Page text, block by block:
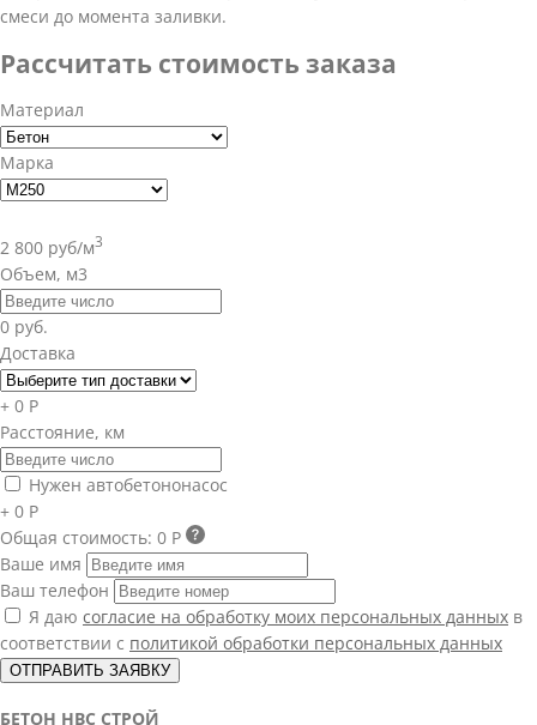
смеси до момента заливки.
Рассчитать стоимость заказа
Материал
Марка
2 800 руб/м3
Объем, м3
0 руб.
Доставка
+ 0 Р
Расстояние, км
Нужен автобетононасос
+ 0 Р
Общая стоимость: 0 Р
Ваше имя
Ваш телефон
Я даю согласие на обработку моих персональных данных в
соответствии с политикой обработки персональных данных
ОТПРАВИТЬ ЗАЯВКУ
БЕТОН НВС СТРОЙ